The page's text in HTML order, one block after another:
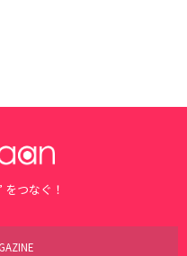
をつなぐ！